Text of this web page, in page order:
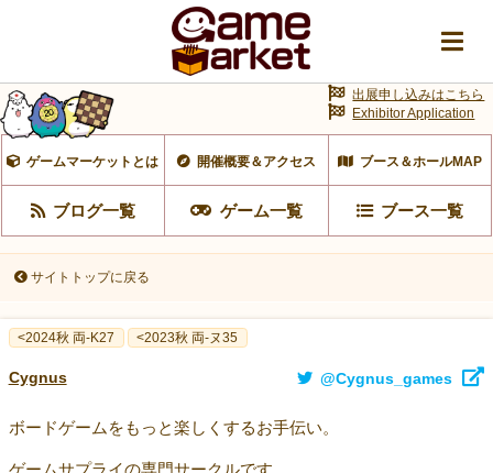
ゲームマーケットとは 開催概要＆アクセス ブース＆ホールMAP
ブログ一覧 ゲーム一覧 ブース一覧
出展申し込みはこちら
Exhibitor Application
サイトトップに戻る
<2024秋 両-K27 <2023秋 両-ヌ35
Cygnus @Cygnus_games
ボードゲームをもっと楽しくするお手伝い。
ゲームサプライの専門サークルです